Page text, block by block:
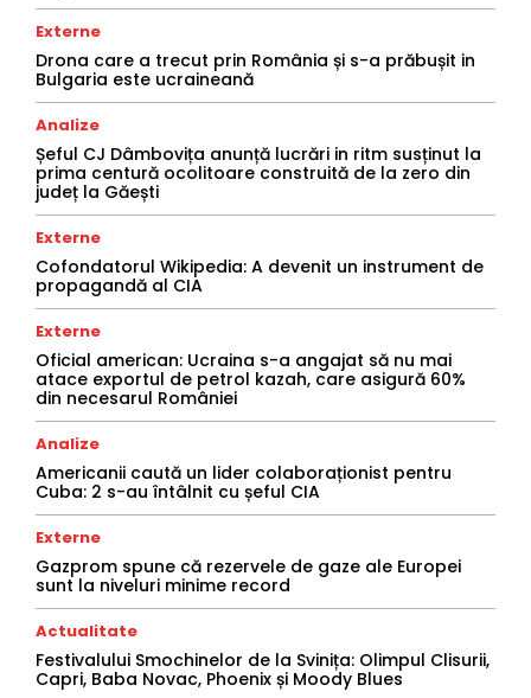
Externe
Drona care a trecut prin România și s-a prăbușit in
Bulgaria este ucraineană
Analize
Șeful CJ Dâmbovița anunță lucrări in ritm susținut la
prima centură ocolitoare construită de la zero din
județ la Găești
Externe
Cofondatorul Wikipedia: A devenit un instrument de
propagandă al CIA
Externe
Oficial american: Ucraina s-a angajat să nu mai
atace exportul de petrol kazah, care asigură 60%
din necesarul României
Analize
Americanii caută un lider colaboraționist pentru
Cuba: 2 s-au întâlnit cu șeful CIA
Externe
Gazprom spune că rezervele de gaze ale Europei
sunt la niveluri minime record
Actualitate
Festivalului Smochinelor de la Svinița: Olimpul Clisurii,
Capri, Baba Novac, Phoenix și Moody Blues